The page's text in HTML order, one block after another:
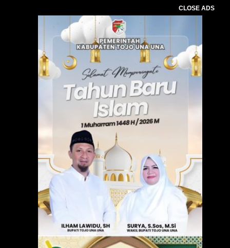
CLOSE ADS